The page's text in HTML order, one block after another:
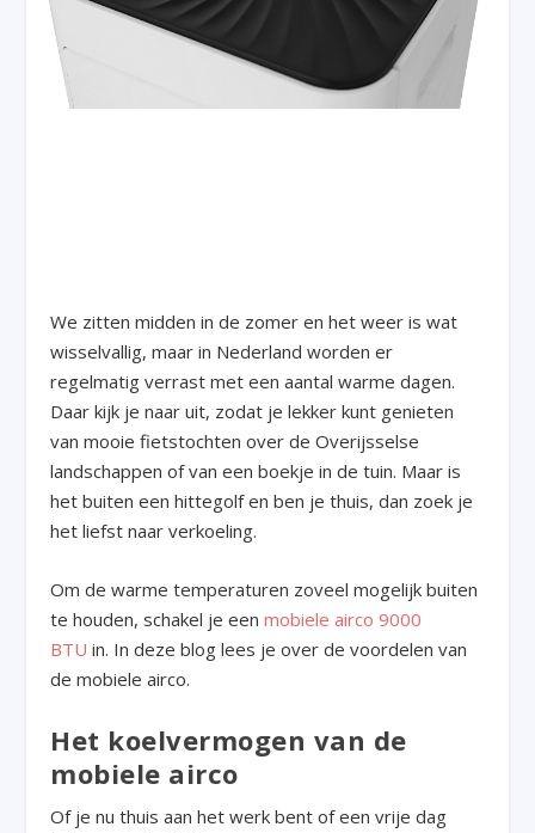
We zitten midden in de zomer en het weer is wat
wisselvallig, maar in Nederland worden er
regelmatig verrast met een aantal warme dagen.
Daar kijk je naar uit, zodat je lekker kunt genieten
van mooie fietstochten over de Overijsselse
landschappen of van een boekje in de tuin. Maar is
het buiten een hittegolf en ben je thuis, dan zoek je
het liefst naar verkoeling.
Om de warme temperaturen zoveel mogelijk buiten
te houden, schakel je eenmobiele airco 9000
BTU in. In deze blog lees je over de voordelen van
de mobiele airco.
Het koelvermogen van de
mobiele airco
Of je nu thuis aan het werk bent of een vrije dag